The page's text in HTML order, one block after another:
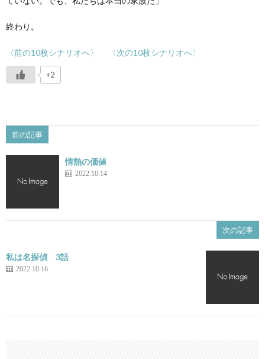
終わり。
〈前の10枚シナリオへ〉 〈次の10枚シナリオへ〉
+2
前の記事
情熱の価値
2022.10.14
次の記事
私は名探偵 3話
2022.10.16